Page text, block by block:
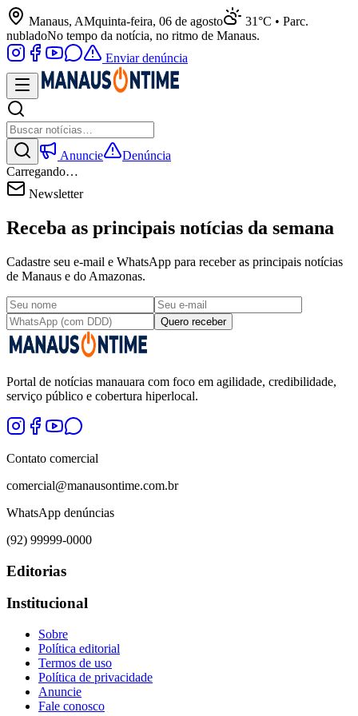
Manaus, AMquinta-feira, 06 de agosto
31°C • Parc.
nubladoNo tempo da notícia, no ritmo de Manaus.
Enviar denúncia
Anuncie
Denúncia
Carregando…
Newsletter
Receba as principais notícias da semana
Cadastre seu e-mail e WhatsApp para receber as principais notícias
de Manaus e do Amazonas.
Quero receber
Portal de notícias manauara com foco em agilidade, credibilidade,
serviço público e cobertura hiperlocal.
Contato comercial
comercial@manausontime.com.br
WhatsApp denúncias
(92) 99999-0000
Editorias
Institucional
Sobre
Política editorial
Termos de uso
Política de privacidade
Anuncie
Fale conosco